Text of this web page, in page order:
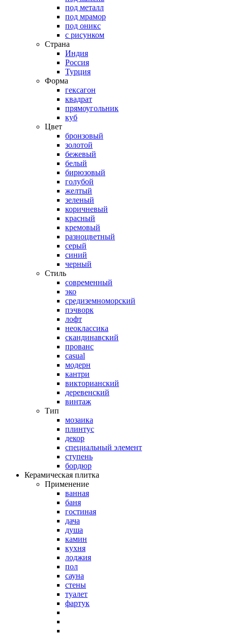
под металл
под мрамор
под оникс
с рисунком
Страна
Индия
Россия
Турция
Форма
гексагон
квадрат
прямоугольник
куб
Цвет
бронзовый
золотой
бежевый
белый
бирюзовый
голубой
желтый
зеленый
коричневый
красный
кремовый
разноцветный
серый
синий
черный
Стиль
современный
эко
средиземноморский
пэчворк
лофт
неоклассика
скандинавский
прованс
casual
модерн
кантри
викторианский
деревенский
винтаж
Тип
мозаика
плинтус
декор
специальный элемент
ступень
бордюр
Керамическая плитка
Применение
ванная
баня
гостиная
дача
душа
камин
кухня
лоджия
пол
сауна
стены
туалет
фартук